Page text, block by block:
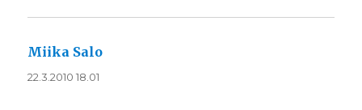
Miika Salo
22.3.2010 18.01